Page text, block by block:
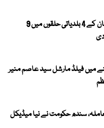
الیکشن کمیشن نے بلوچستان کے 4 بلدیاتی حلقوں میں 9
میں فیلڈ مارشل سید عاصم منیر
سندھ حکومت نے نیا میڈیکل